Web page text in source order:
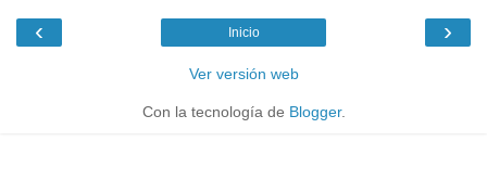
‹ ›
Inicio
Ver versión web
Con la tecnología de Blogger.